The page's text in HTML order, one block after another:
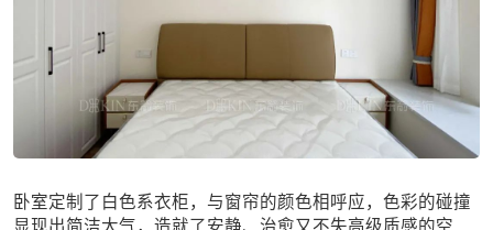
卧室定制了白色系衣柜，与窗帘的颜色相呼应，色彩的碰撞